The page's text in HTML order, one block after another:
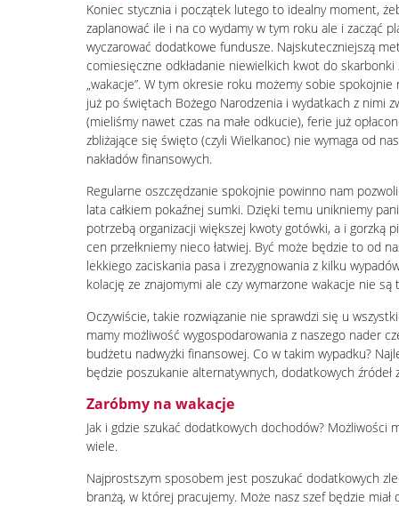
Koniec stycznia i początek lutego to idealny moment,
zaplanować ile i na co wydamy w tym roku ale i zacząć
wyczarować dodatkowe fundusze. Najskuteczniejszą
comiesięczne odkładanie niewielkich kwot do skarbonki
„wakacje”. W tym okresie roku możemy sobie spokojnie
już po świętach Bożego Narodzenia i wydatkach z nimi
(mieliśmy nawet czas na małe odkucie), ferie już
zbliżające się święto (czyli Wielkanoc) nie wymaga od
nakładów finansowych.
Regularne oszczędzanie spokojnie powinno nam
lata całkiem pokaźnej sumki. Dzięki temu unikniemy
potrzebą organizacji większej kwoty gotówki, a i gorzką
cen przełkniemy nieco łatwiej. Być może będzie to od
lekkiego zaciskania pasa i zrezygnowania z kilku
kolację ze znajomymi ale czy wymarzone wakacje nie są
Oczywiście, takie rozwiązanie nie sprawdzi się u
mamy możliwość wygospodarowania z naszego nader
budżetu nadwyżki finansowej. Co w takim wypadku?
będzie poszukanie alternatywnych, dodatkowych źródeł
Zaróbmy na wakacje
Jak i gdzie szukać dodatkowych dochodów? Możliwości
wiele.
Najprostszym sposobem jest poszukać dodatkowych
branżą, w której pracujemy. Może nasz szef będzie miał